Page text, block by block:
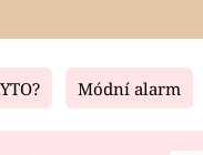
Living
Módní alarm